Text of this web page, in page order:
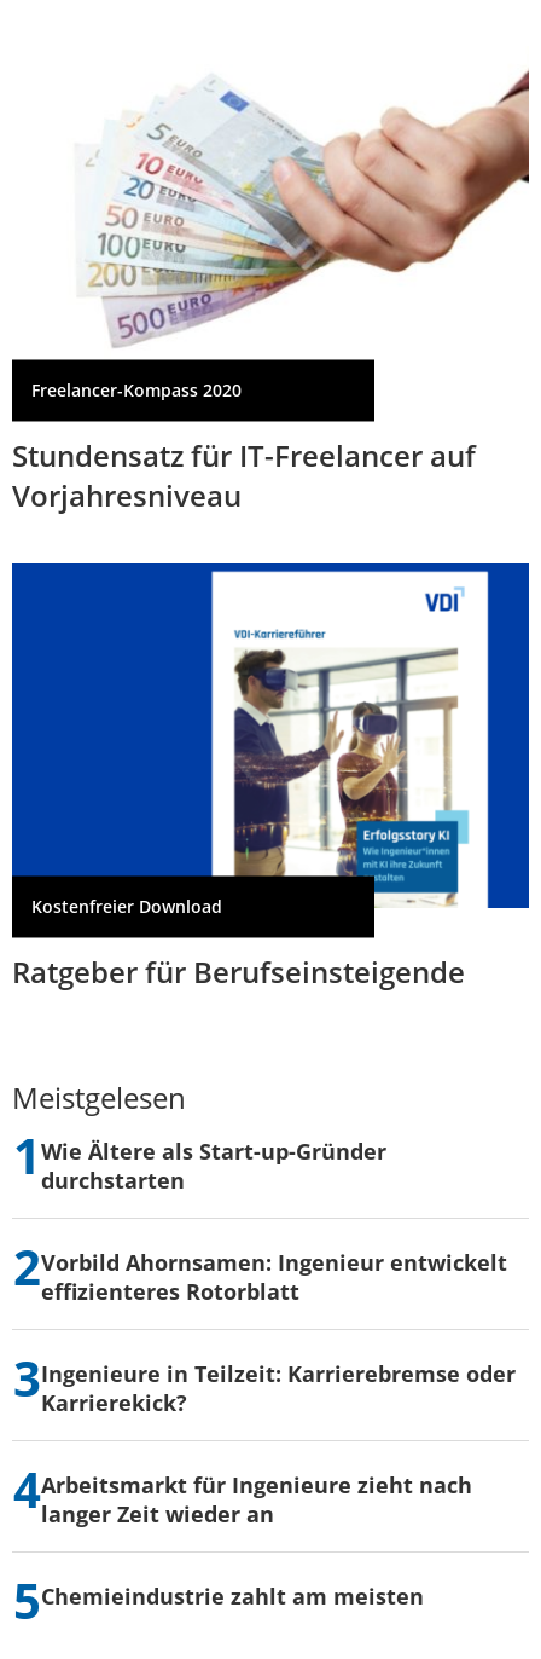
Freelancer-Kompass 2020
Stundensatz für IT-Freelancer auf
Vorjahresniveau
Kostenfreier Download
Ratgeber für Berufseinsteigende
Meistgelesen
Wie Ältere als Start-up-Gründer
durchstarten
Vorbild Ahornsamen: Ingenieur entwickelt
effizienteres Rotorblatt
Ingenieure in Teilzeit: Karrierebremse oder
Karrierekick?
Arbeitsmarkt für Ingenieure zieht nach
langer Zeit wieder an
Chemieindustrie zahlt am meisten